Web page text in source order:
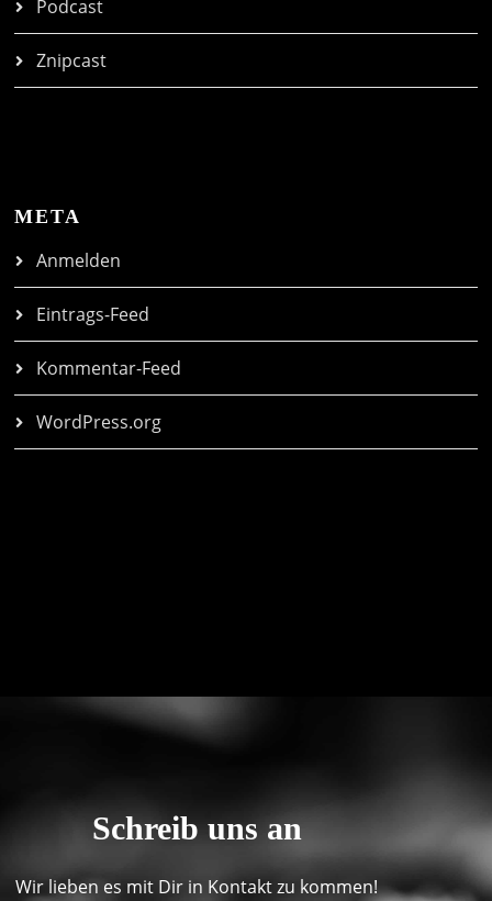
Podcast
Znipcast
META
Anmelden
Eintrags-Feed
Kommentar-Feed
WordPress.org
Schreib uns an
Wir lieben es mit Dir in Kontakt zu kommen!